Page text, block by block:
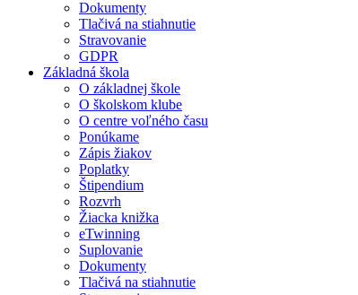
Dokumenty
Tlačivá na stiahnutie
Stravovanie
GDPR
Základná škola
O základnej škole
O školskom klube
O centre voľného času
Ponúkame
Zápis žiakov
Poplatky
Štipendium
Rozvrh
Žiacka knižka
eTwinning
Suplovanie
Dokumenty
Tlačivá na stiahnutie